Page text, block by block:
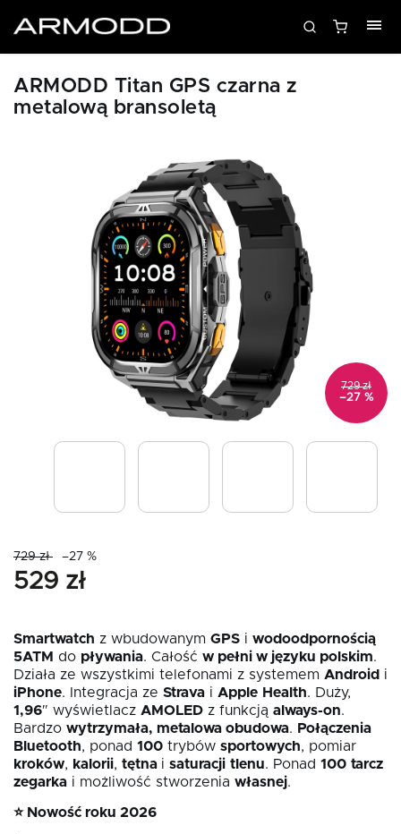
ARMODD Titan GPS czarna z
metalową bransoletą
729 zł
–27 %
729 zł –27 %
529 zł
Smartwatch z wbudowanym GPS i wodoodpornością
5ATM do pływania. Całość w pełni w języku polskim.
Działa ze wszystkimi telefonami z systemem Android i
iPhone. Integracja ze Strava i Apple Health. Duży,
1,96″ wyświetlacz AMOLED z funkcją always-on.
Bardzo wytrzymała, metalowa obudowa. Połączenia
Bluetooth, ponad 100 trybów sportowych, pomiar
kroków, kalorii, tętna i saturacji tlenu. Ponad 100 tarcz
zegarka i możliwość stworzenia własnej.
⭐ Nowość roku 2026